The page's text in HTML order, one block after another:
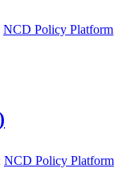
NCD Policy Platform
NCD Policy Platform